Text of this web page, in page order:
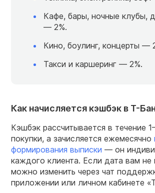
Кафе, бары, ночные клубы,
— 2%.
Кино, боулинг, концерты —
Такси и каршеринг — 2%.
Как начисляется кэшбэк в Т-
Кэшбэк рассчитывается в течение
покупки, а зачисляется ежемесячно
формирования выписки — он
каждого клиента. Если дата вам не
можно изменить через чат
приложении или личном кабинете